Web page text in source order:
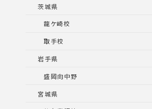
茨城県
龍ケ崎校
取手校
岩手県
盛岡向中野
宮城県